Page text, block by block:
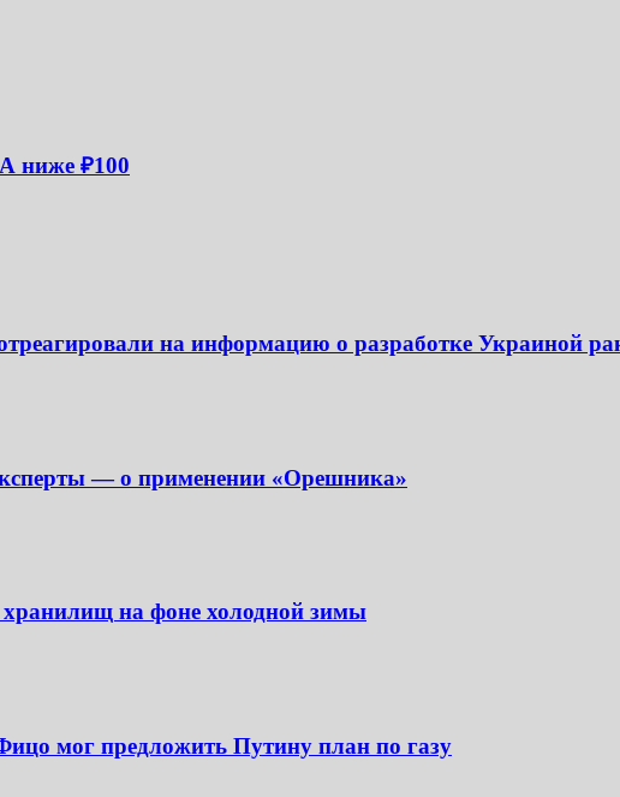
ниже ₽100
на информацию о разработке Украиной
— о применении «Орешника»
хранилищ на фоне холодной зимы
мог предложить Путину план по газу